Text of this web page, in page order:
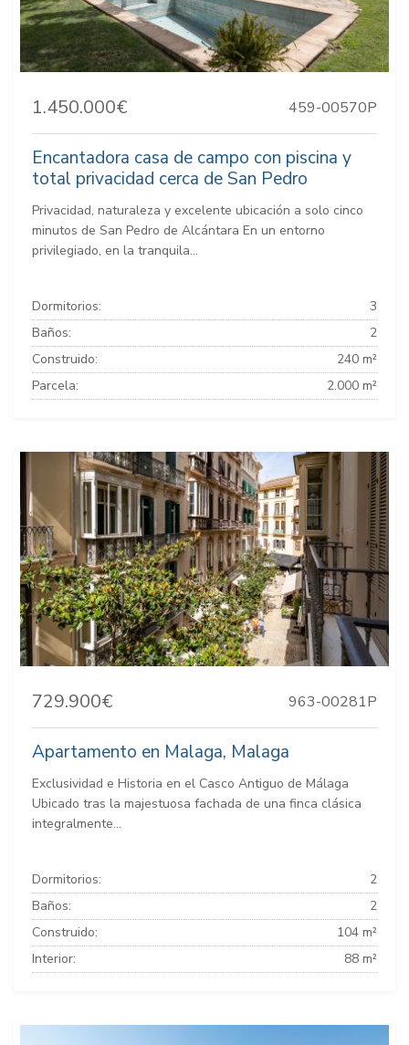
1.450.000€ 459-00570P
Encantadora casa de campo con piscina y
total privacidad cerca de San Pedro
Privacidad, naturaleza y excelente ubicación a solo cinco
minutos de San Pedro de Alcántara En un entorno
privilegiado, en la tranquila...
Dormitorios:
3
Baños:
2
Construido:
240 m²
Parcela:
2.000 m²
729.900€ 963-00281P
Apartamento en Malaga, Malaga
Exclusividad e Historia en el Casco Antiguo de Málaga
Ubicado tras la majestuosa fachada de una finca clásica
integralmente...
Dormitorios:
2
Baños:
2
Construido:
104 m²
Interior:
88 m²